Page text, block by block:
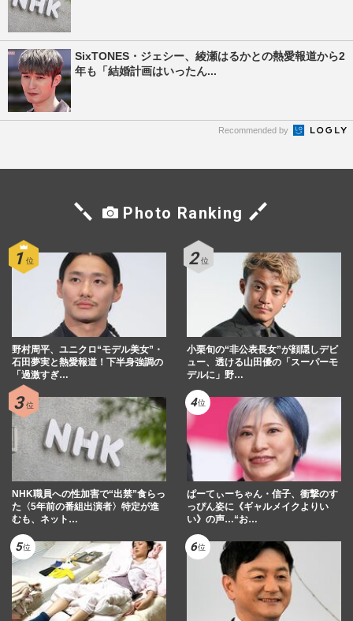
SixTONES・ジェシー、綾瀬はるかとの熱愛報道から2
年も「結婚計画はいったん...
Recommended by
Photo Ranking
野村周平、ユニクロ“モデル美女”・
石田夢実と熱愛報道！下半身強調の
「過激すぎ…
小栗旬の“非公表長女”が顔隠しデビ
ュー、透ける山田優の「スーパーモ
デルに」野…
NHK職員への性加害で“出禁”食らっ
た〈5年前の番組出演者〉特定が進
むも、ネット…
ぱーてぃーちゃん・信子、衝撃のす
っぴん姿に《ギャルメイクよりい
い》の声…“お…